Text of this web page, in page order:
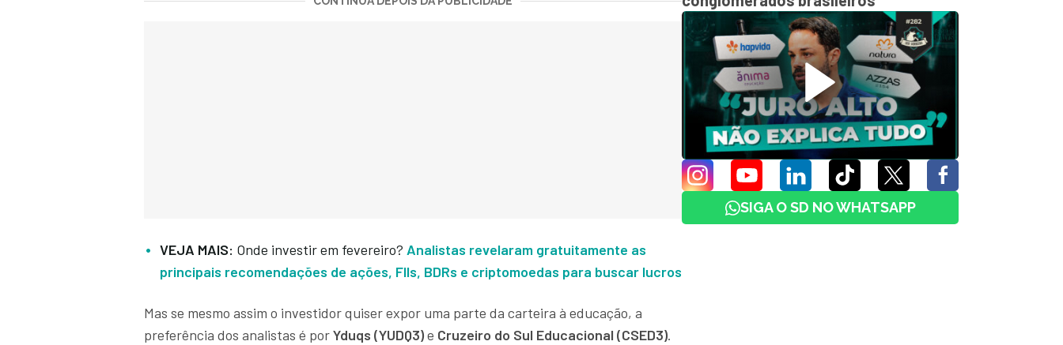
VEJA MAIS: Onde investir em fevereiro? Analistas revelaram gratuitamente as
principais recomendações de ações, FIIs, BDRs e criptomoedas para buscar lucros
Mas se mesmo assim o investidor quiser expor uma parte da carteira à educação, a
preferência dos analistas é porYduqs (YUDQ3)e Cruzeiro do Sul Educacional (CSED3).
SIGA O SD NO WHATSAPP